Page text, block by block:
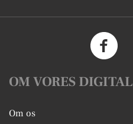
OM VORES DIGITAL
Om os